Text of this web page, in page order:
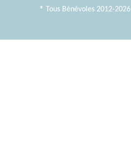
® Tous Bénévoles 2012-2026